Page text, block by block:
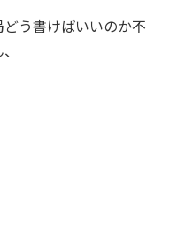
う書けばいいのか不